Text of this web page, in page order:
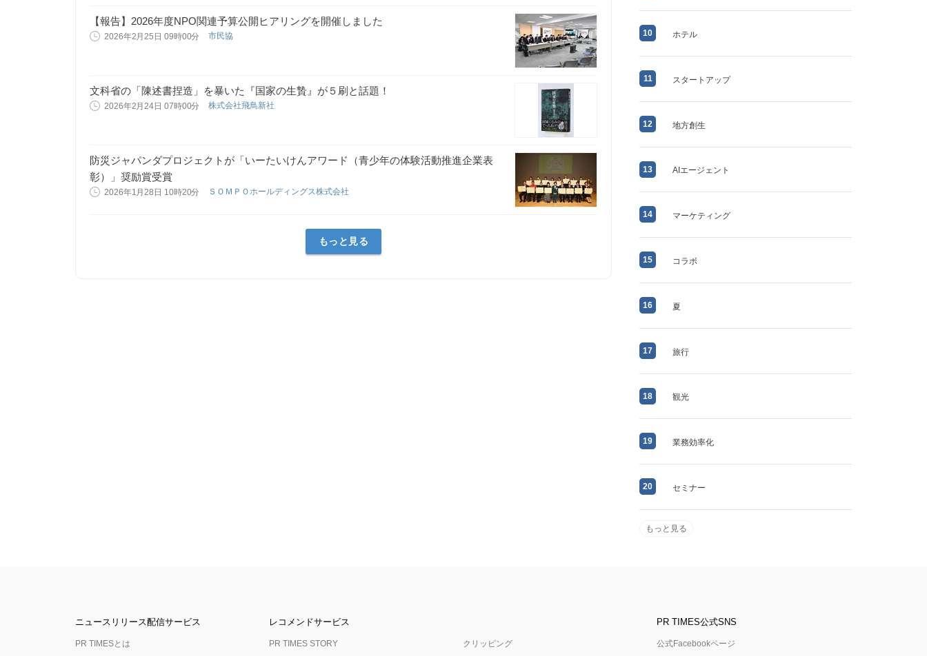
【報告】2026年度NPO関連予算公開ヒアリングを開催しました
2026年2月25日 09時00分 市民協
文科省の「陳述書捏造」を暴いた『国家の生贄』が５刷と話題！
2026年2月24日 07時00分 株式会社飛鳥新社
防災ジャパンダプロジェクトが「いーたいけんアワード（青少年の体験活動推進企業表
彰）」奨励賞受賞
2026年1月28日 10時20分 ＳＯＭＰＯホールディングス株式会社
もっと見る
10 ホテル
11 スタートアップ
12 地方創生
13 AIエージェント
14 マーケティング
15 コラボ
16 夏
17 旅行
18 観光
19 業務効率化
20 セミナー
もっと見る
ニュースリリース配信サービス
PR TIMESとは
レコメンドサービス
PR TIMES STORY クリッピング
PR TIMES公式SNS
公式Facebookページ